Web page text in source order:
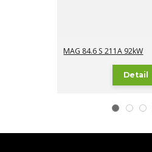
MAG 84.6 S 211A 92kW
Detail